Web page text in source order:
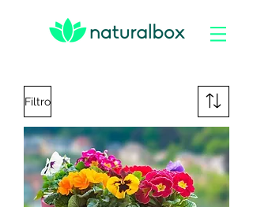
Filtro